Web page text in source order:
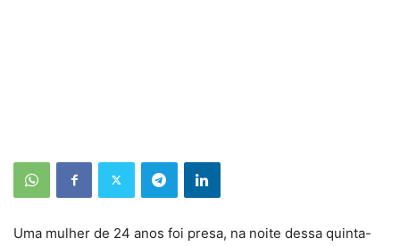
Uma mulher de 24 anos foi presa, na noite dessa quinta-